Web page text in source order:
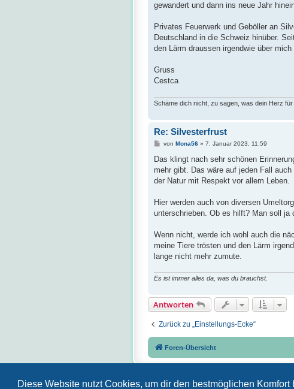
Diese Website nutzt Cookies, um dir den bestmöglichen Komfort
gewandert und dann ins neue Jahr
Privates Feuerwerk und Geböller an
Deutschland in die Schweiz hinüber.
den Lärm draussen irgendwie über
Gruss
Cestca
Schäme dich nicht, zu sagen, was dein Herz für
Re: Silvesterfrust
B
i
r
a
von Mona56» 7. Januar 2023, 11:59
Das klingt nach sehr schönen
mehr gibt. Das wäre auf jeden Fall
der Natur mit Respekt vor allem Leben.
Hier werden auch von diversen
unterschrieben. Ob es hilft? Man soll ja
Wenn nicht, werde ich wohl auch die
meine Tiere trösten und den Lärm
lange nicht mehr zumute.
Es ist immer alles da, was du brauchst.
Antworten
Zurück zu „Einstellungs-Ecke“
Foren-Übersicht